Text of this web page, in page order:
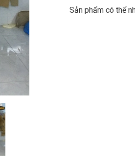
Sản phẩm có thể